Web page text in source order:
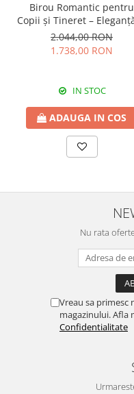
Birou Romantic pentru
Copii și Tineret –
Funcționalitate,
cm
2.044,00 RON
1.738,00 RON
IN STOC
ADAUGA IN COS
Nu rata
Vreau sa
magazinului. Afla
Confidentialitate